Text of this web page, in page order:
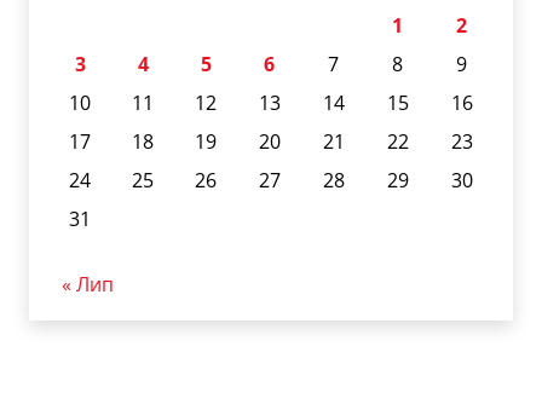
1
2
3
4 5 6 7 8
9
10
11 12 13 14 15
16
17
18 19 20 21 22
23
24
25 26 27 28 29
30
31
« Лип